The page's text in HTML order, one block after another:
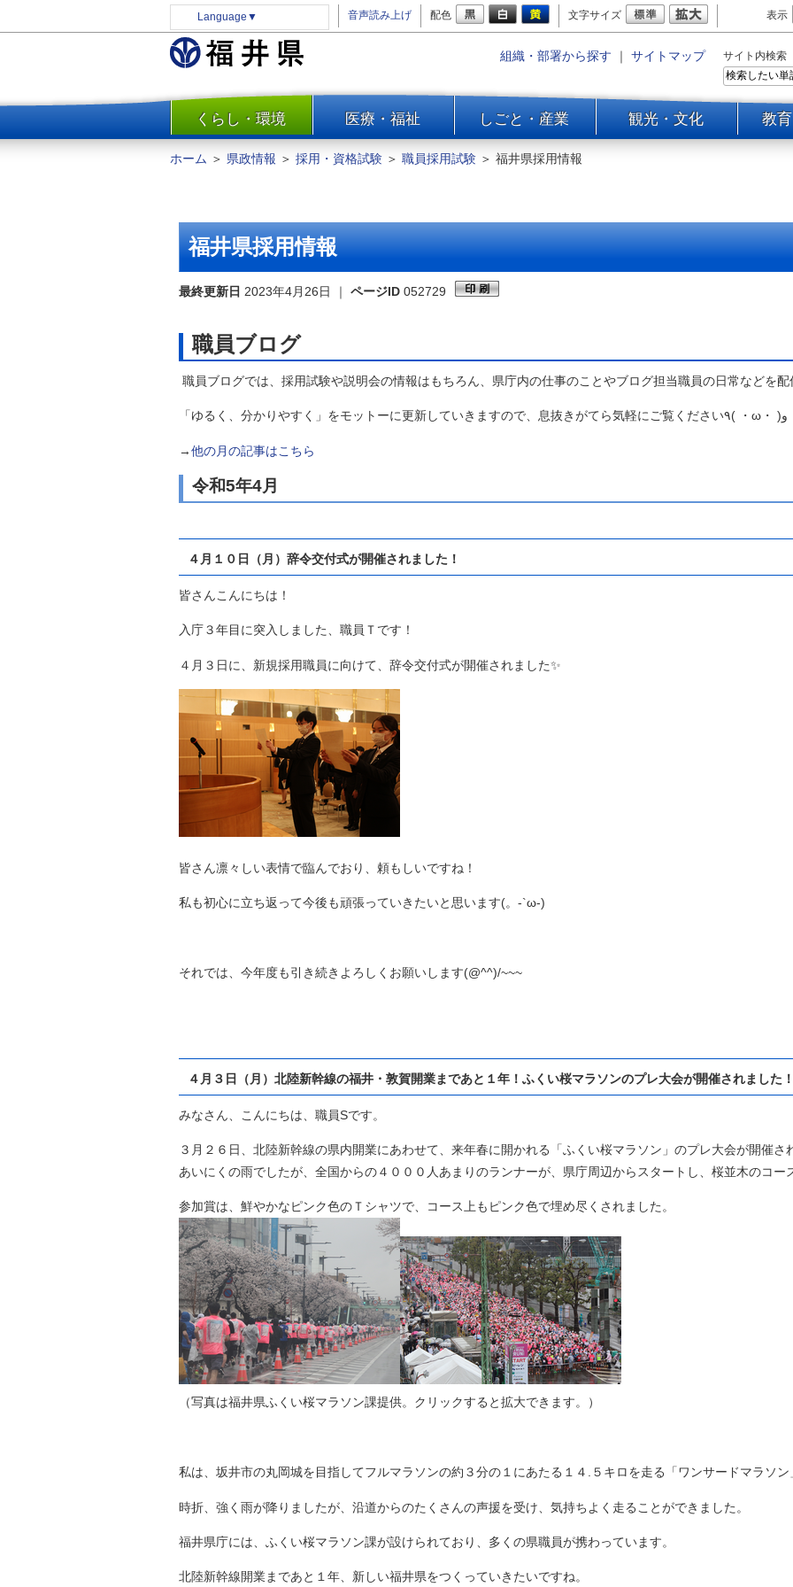
Language ▼ 音声読み上げ 配色 文字サイズ 表示
組織・部署から探す ｜ サイトマップ サイト内検索
一覧
くらし・環境 医療・福祉 しごと・産業 観光・文化 教
防災
水道・エネルギー
住まい・土地
環境問題・廃棄物対策・リサ
イクル
まちづくり
交通・道路
河川・砂防・港湾
自然
ホーム ＞ 県政情報 ＞ 採用・資格試験 ＞ 職員採用試験 ＞ 福井県採用情報
福井県採用情報
最終更新日 2023年4月26日 ｜ ページID 052729
職員ブログ
職員ブログでは、採用試験や説明会の情報はもちろん、県庁内の仕事のことやブログ担当職員の日常などを配
「ゆるく、分かりやすく」をモットーに更新していきますので、息抜きがてら気軽にご覧ください٩( ・ω・ )و
→他の月の記事はこちら
令和5年4月
４月１０日（月）辞令交付式が開催されました！
皆さんこんにちは！
入庁３年目に突入しました、職員Ｔです！
４月３日に、新規採用職員に向けて、辞令交付式が開催されました✨
皆さん凛々しい表情で臨んでおり、頼もしいですね！
私も初心に立ち返って今後も頑張っていきたいと思います(。-`ω-)
それでは、今年度も引き続きよろしくお願いします(@^^)/~~~
４月３日（月）北陸新幹線の福井・敦賀開業まであと１年！ふくい桜マラソンのプレ大会が開催されました！
みなさん、こんにちは、職員Sです。
３月２６日、北陸新幹線の県内開業にあわせて、来年春に開かれる「ふくい桜マラソン」のプレ大会が開催さ
あいにくの雨でしたが、全国からの４０００人あまりのランナーが、県庁周辺からスタートし、桜並木のコー
参加賞は、鮮やかなピンク色のＴシャツで、コース上もピンク色で埋め尽くされました。
（写真は福井県ふくい桜マラソン課提供。クリックすると拡大できます。）
私は、坂井市の丸岡城を目指してフルマラソンの約３分の１にあたる１４.５キロを走る「ワンサードマラソン
時折、強く雨が降りましたが、沿道からのたくさんの声援を受け、気持ちよく走ることができました。
福井県庁には、ふくい桜マラソン課が設けられており、多くの県職員が携わっています。
北陸新幹線開業まであと１年、新しい福井県をつくっていきたいですね。